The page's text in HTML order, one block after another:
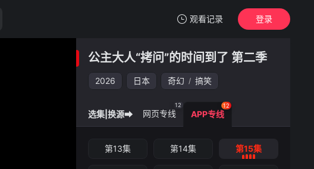
观看记录
我的观影记录
第15集
公主大人“拷问”的时间到了 第二季
登录
公主大人“拷问”的时间到了 第二季
2026 日本 奇幻 / 搞笑
公主大人“拷问”的时间到了 第二季 -第15集
选集|换源➡ 网页专线
12
APP专线
12
第13集 第14集 第15集